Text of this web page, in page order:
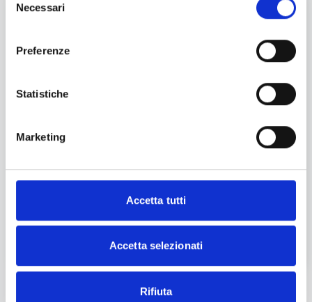
delNecessari
Preferenze
Statistiche
Marketing
Accetta tutti
Accetta selezionati
Rifiuta
UN NUOVO LOCKER TI ASPETTA
CASTELFRANCO!
E se è la tua prima spesa online, puoi approfittare di
10€ di
Provalo subito
* sconto non applicabile per l’acquisto di giornali, riviste,